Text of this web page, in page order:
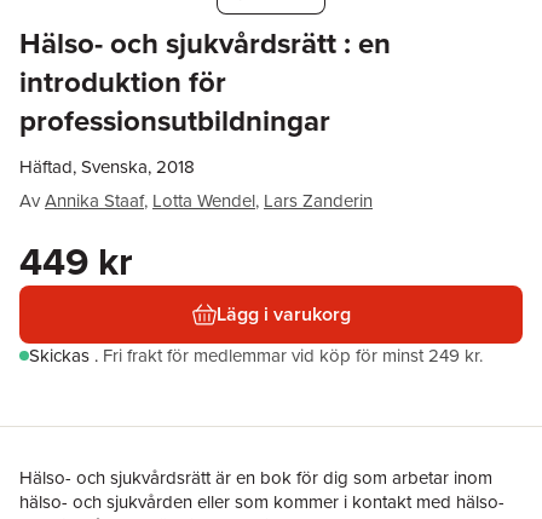
Hälso- och sjukvårdsrätt : en
introduktion för
professionsutbildningar
Häftad, Svenska, 2018
AvAnnika Staaf, Lotta Wendel, Lars Zanderin
449 kr
Lägg i varukorg
Skickas . Fri frakt för medlemmar vid köp för minst 249 kr.
Hälso- och sjukvårdsrätt är en bok för dig som arbetar inom
hälso- och sjukvården eller som kommer i kontakt med hälso-